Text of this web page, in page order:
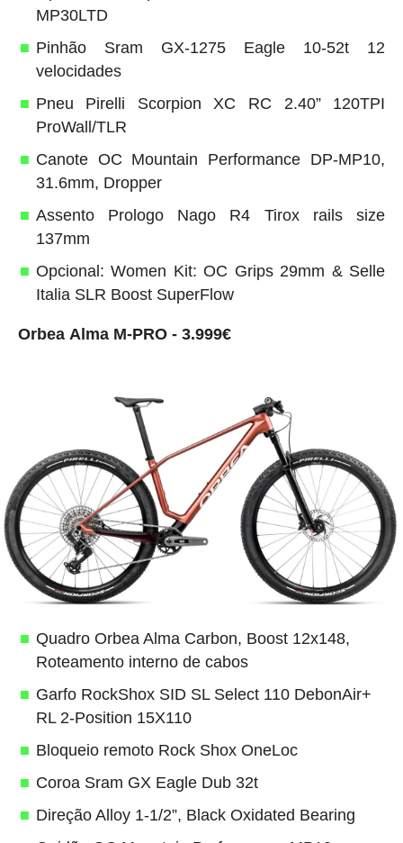
MP30LTD
Pinhão Sram GX-1275 Eagle 10-52t 12
velocidades
Pneu Pirelli Scorpion XC RC 2.40” 120TPI
ProWall/TLR
Canote OC Mountain Performance DP-MP10,
31.6mm, Dropper
Assento Prologo Nago R4 Tirox rails size
137mm
Opcional: Women Kit: OC Grips 29mm & Selle
Italia SLR Boost SuperFlow
Orbea Alma M-PRO - 3.999€
Quadro Orbea Alma Carbon, Boost 12x148,
Roteamento interno de cabos
Garfo RockShox SID SL Select 110 DebonAir+
RL 2-Position 15X110
Bloqueio remoto Rock Shox OneLoc
Coroa Sram GX Eagle Dub 32t
Direção Alloy 1-1/2”, Black Oxidated Bearing